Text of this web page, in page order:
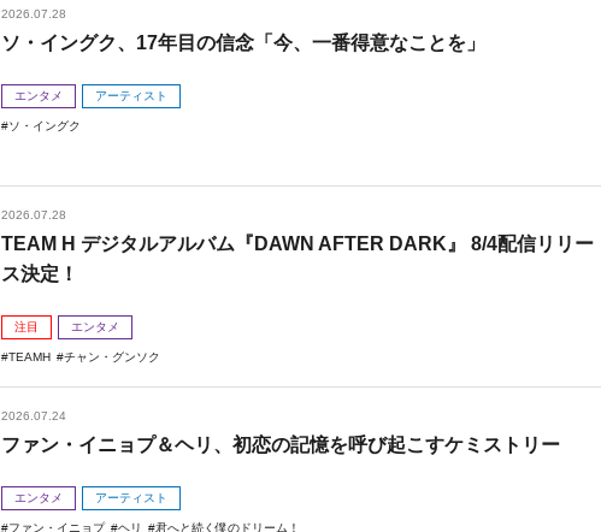
2026.07.28
ソ・イングク、17年目の信念「今、一番得意なことを」
エンタメ アーティスト
ソ・イングク
2026.07.28
TEAM H デジタルアルバム『DAWN AFTER DARK』 8/4配信リリー
ス決定！
注目 エンタメ
TEAMH チャン・グンソク
2026.07.24
ファン・イニョプ＆ヘリ、初恋の記憶を呼び起こすケミストリー
エンタメ アーティスト
ファン・イニョプ ヘリ 君へと続く僕のドリーム！